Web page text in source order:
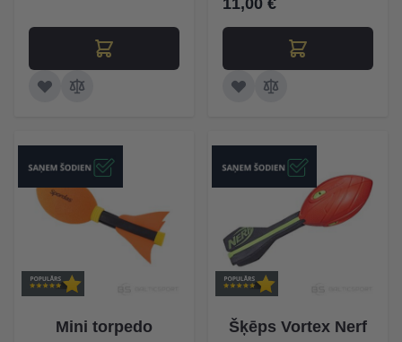
11,00 €
Mini torpedo
Šķēps Vortex Nerf